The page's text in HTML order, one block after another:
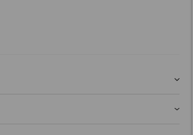
Methacrylate Copolymer,